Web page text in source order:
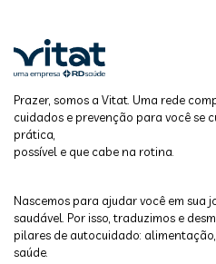
Prazer, somos a Vitat. Uma rede
cuidados e prevenção para você se
prática,
possível e que cabe na rotina.
Nascemos para ajudar você em sua
saudável. Por isso, traduzimos e
pilares de autocuidado:
saúde.